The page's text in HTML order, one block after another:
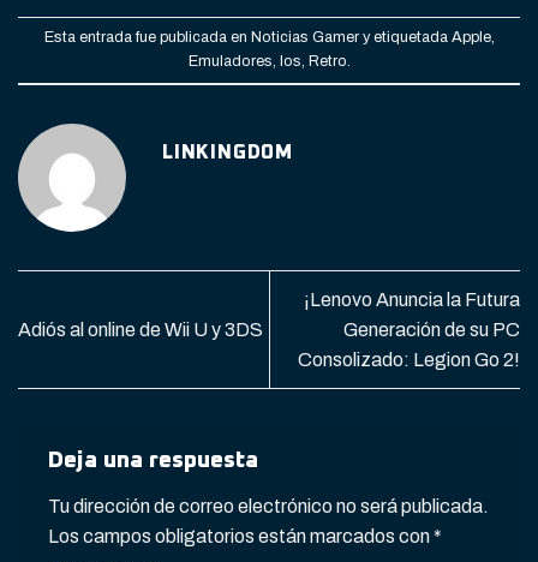
Esta entrada fue publicada en Noticias Gamery etiquetada Apple,
Emuladores, Ios, Retro.
LINKINGDOM
Adiós al online de Wii U y 3DS
¡Lenovo Anuncia la Futura
Generación de su PC
Consolizado: Legion Go 2!
Deja una respuesta
Tu dirección de correo electrónico no será publicada.
Los campos obligatorios están marcados con*